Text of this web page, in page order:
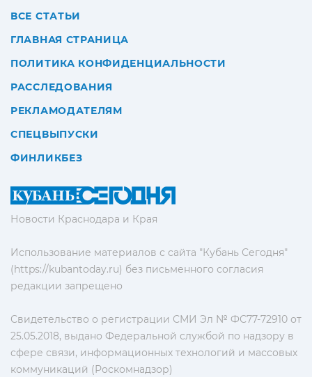
Новости Краснодара и Края
Использование материалов с сайта "Кубань Сегодня"
(https://kubantoday.ru) без письменного согласия
редакции запрещено
Свидетельство о регистрации СМИ Эл № ФС77-72910 от
25.05.2018, выдано Федеральной службой по надзору в
сфере связи, информационных технологий и массовых
коммуникаций (Роскомнадзор)
ВСЕ СТАТЬИ
ГЛАВНАЯ СТРАНИЦА
ПОЛИТИКА КОНФИДЕНЦИАЛЬНОСТИ
РАССЛЕДОВАНИЯ
РЕКЛАМОДАТЕЛЯМ
СПЕЦВЫПУСКИ
ФИНЛИКБЕЗ